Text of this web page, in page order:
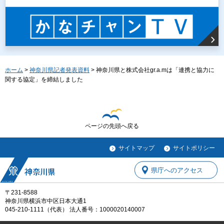
ホーム > 神奈川県記者発表資料 > 神奈川県と株式会社gr.a.mは「連携と協力に
関する協定」を締結しました
ページの先頭へ戻る
サイトマップ サイトポリシー
〒231-8588
神奈川県横浜市中区日本大通1
045-210-1111（代表） 法人番号：1000020140007
県庁へのアクセス